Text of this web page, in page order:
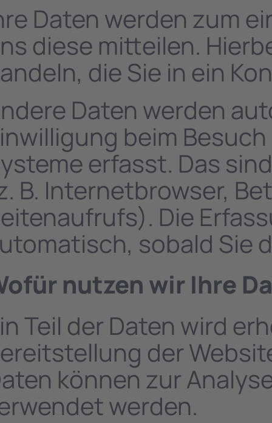
Daten werden zum
diese mitteilen.
die Sie in ein
Daten werden
beim
erfasst. Das
B. Internetbrowser,
Die
sobald Sie
nutzen wir Ihre
Teil der Daten wird
der
können zur
werden.